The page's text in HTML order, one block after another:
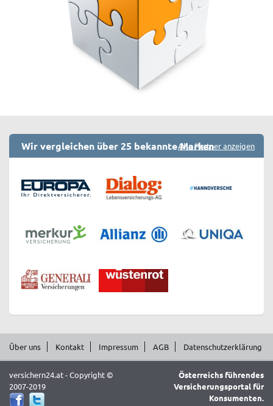
Wir vergleichen über 25 bekannte MarkenAlle Partner anzeigen
Über uns Kontakt Impressum AGB Datenschutzerklärung
versichern24.at - Copyright ©
2007-2019
Österreichs führendes
Versicherungsportal für
Konsumenten.